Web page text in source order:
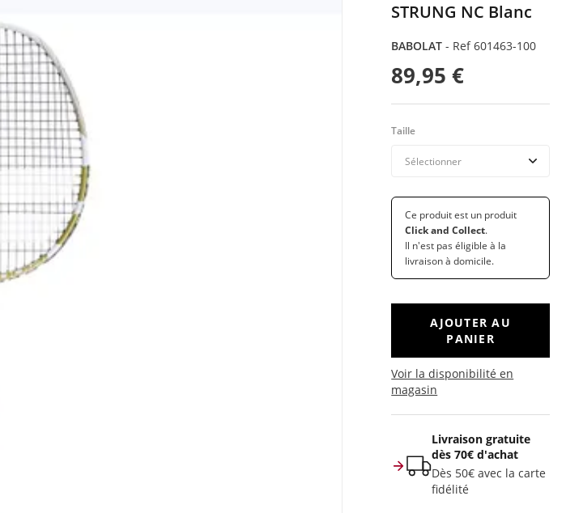
STRUNG NC Blanc
BABOLAT- Ref 601463-100
89,95 €
Taille
Ce produit est un produit
Click and Collect.
Il n'est pas éligible à la
livraison à domicile.
AJOUTER AU
PANIER
Voir la disponibilité en
magasin
Livraison gratuite
dès 70€ d'achat
Dès 50€ avec la carte
fidélité